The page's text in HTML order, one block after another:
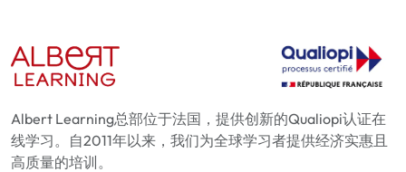
Albert Learning总部位于法国，提供创新的Qualiopi认证在
线学习。自2011年以来，我们为全球学习者提供经济实惠且
高质量的培训。